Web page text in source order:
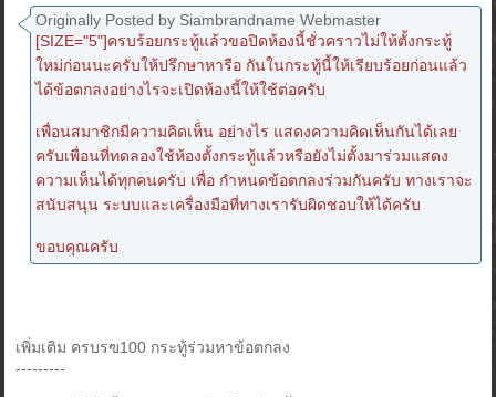
Originally Posted by Siambrandname Webmaster
[SIZE="5"]ครบร้อยกระทู้แล้วขอปิดห้องนี้ชั่วคราวไม่ให้ตั้งกระทู้
ใหม่ก่อนนะครับให้ปรึกษาหารือ กันในกระทู้นี้ให้เรียบร้อยก่อนแล้ว
ได้ข้อตกลงอย่างไรจะเปิดห้องนี้ให้ใช้ต่อครับ
เพื่อนสมาชิกมีความคิดเห็น อย่างไร แสดงความคิดเห็นกันได้เลย
ครับเพื่อนที่ทดลองใช้ห้องตั้งกระทู้แล้วหรือยังไม่ตั้งมาร่วมแสดง
ความเห็นได้ทุกคนครับ เพื่อ กำหนดข้อตกลงร่วมกันครับ ทางเราจะ
สนับสนุน ระบบและเครื่องมือที่ทางเรารับผิดชอบให้ได้ครับ
ขอบคุณครับ
เพิ่มเติม ครบรฃ100 กระทู้ร่วมหาข้อตกลง
---------